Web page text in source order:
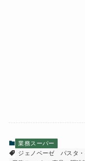
業務スーパー
ジェノベーゼ
パスタ